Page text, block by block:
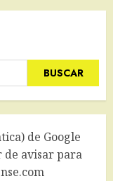
de Google
de avisar para